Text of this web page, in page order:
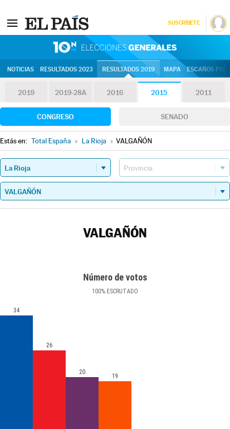
SUSCRÍBETE
NOTICIAS RESULTADOS 2023 RESULTADOS 2019 MAPA ESCAÑOS
2019 2019-28A 2016 2015 2011
CONGRESO SENADO
Estás en: Total España » La Rioja » VALGAÑÓN
VALGAÑÓN
Número de votos
100% ESCRUTADO
34
26
20
19